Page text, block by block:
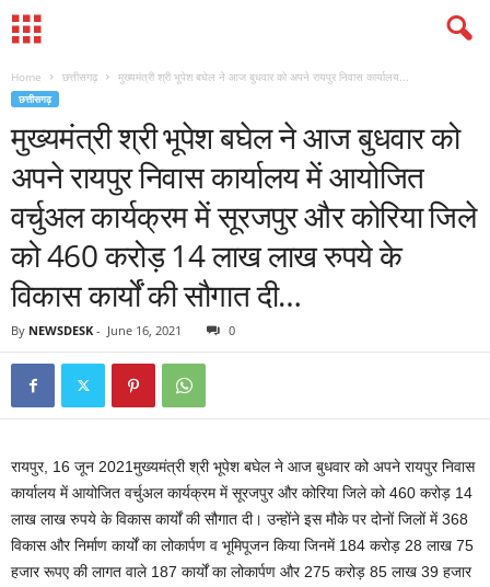
Home छत्तीसगढ़ मुख्यमंत्री श्री भूपेश बघेल ने आज बुधवार को अपने रायपुर निवास कार्यालय...
छत्तीसगढ़
मुख्यमंत्री श्री भूपेश बघेल ने आज बुधवार को
अपने रायपुर निवास कार्यालय में आयोजित
वर्चुअल कार्यक्रम में सूरजपुर और कोरिया जिले
को 460 करोड़ 14 लाख लाख रुपये के
विकास कार्यों की सौगात दी…
By NEWSDESK - June 16, 2021 0
रायपुर, 16 जून 2021मुख्यमंत्री श्री भूपेश बघेल ने आज बुधवार को अपने रायपुर निवास
कार्यालय में आयोजित वर्चुअल कार्यक्रम में सूरजपुर और कोरिया जिले को 460 करोड़ 14
लाख लाख रुपये के विकास कार्यों की सौगात दी। उन्होंने इस मौके पर दोनों जिलों में 368
विकास और निर्माण कार्यों का लोकार्पण व भूमिपूजन किया जिनमें 184 करोड़ 28 लाख 75
हजार रूपए की लागत वाले 187 कार्यों का लोकार्पण और 275 करोड़ 85 लाख 39 हजार